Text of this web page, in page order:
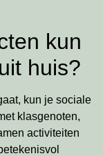
kun
huis?
kun je sociale
klasgenoten,
activiteiten